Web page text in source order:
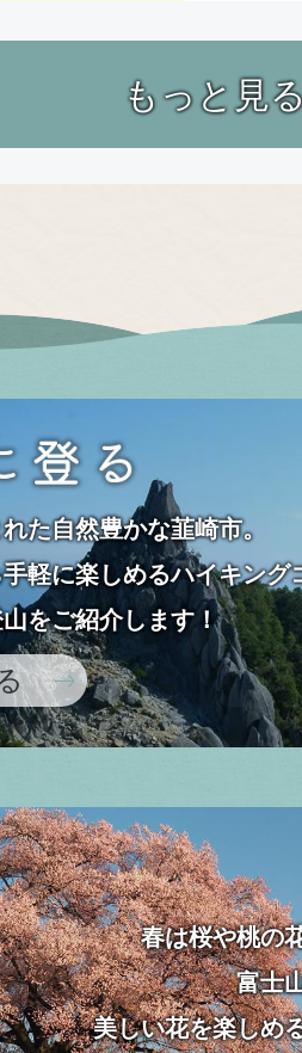
催】にらちびフェ
ン×子育て～
田の里 にらさき
ー
月10日
山公園線でのクマ
06月30日
イベ
術館企画展「女
06月25日
イベ
ばた祭り～権藤
06月19日
イベ
もっと見
た自然豊かな韮崎市。
軽に楽しめるハイキング
をご紹介します！
春は桜や桃の
富士
美しい花を楽しめ